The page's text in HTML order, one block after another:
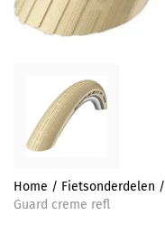
Home / Fietsonderdelen /
Guard creme refl